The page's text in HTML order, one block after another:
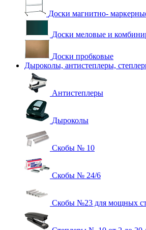
Доски магнитно-
Доски меловые и
Доски пробковые
Дыроколы, антистеплеры,
Антистеплеры
Дыроколы
Скобы № 10
Скобы № 24/6
Скобы №23 для мощных